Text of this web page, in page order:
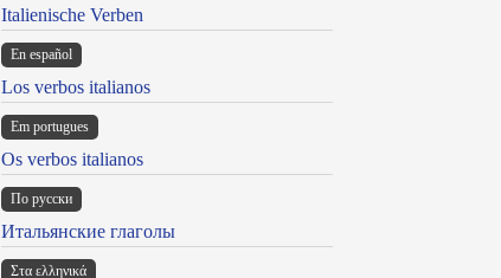
Italienische Verben
En español
Los verbos italianos
Em portugues
Os verbos italianos
По русски
Итальянские глаголы
Στα ελληνικά